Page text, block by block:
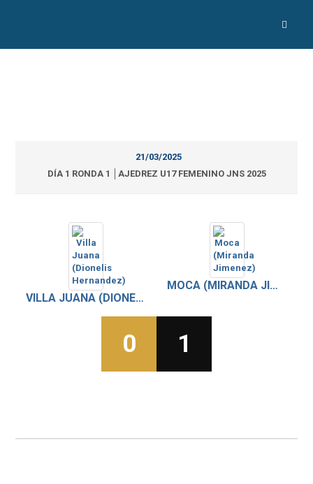
21/03/2025
DÍA 1 RONDA 1 │AJEDREZ U17 FEMENINO JNS 2025
VILLA JUANA (DIONELIS HERNANDEZ)
MOCA (MIRANDA JIMENEZ)
0 1